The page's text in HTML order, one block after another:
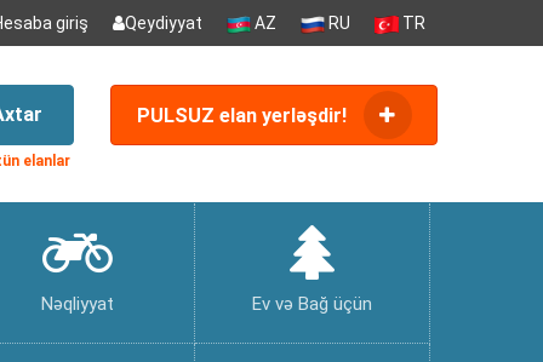
giriş Qeydiyyat AZ RU TR
elanlar
PULSUZ elan yerləşdir!
Nəqliyyat Ev və Bağ üçün